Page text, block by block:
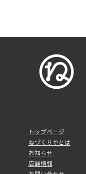
トップページ
ねづくりやとは
お知らせ
店舗情報